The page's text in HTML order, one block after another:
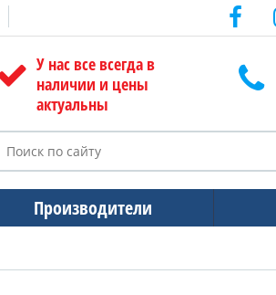
У нас все всегда в
наличии и цены
актуальны
Производители